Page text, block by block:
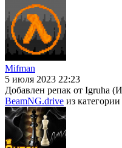
Mifman
5 июля 2023 22:23
Добавлен репак от Igruha
BeamNG.drive из категории